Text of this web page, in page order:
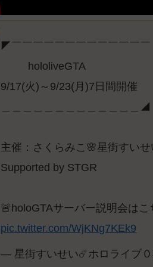
◤￣￣￣￣￣￣￣￣￣￣￣￣￣
hololiveGTA
9/17(火)～9/23(月)7日間開催
＿＿＿＿＿＿＿＿＿＿＿＿＿◢
主催：さくらみこ🌸星街すい
Supported by STGR
🚨holoGTAサーバー説明会はこ
pic.twitter.com/WjKNg7KEk9
— 星街すいせい☄️ホロライブ